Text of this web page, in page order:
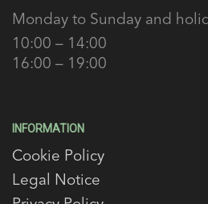
Monday to Sunday and
10:00 – 14:00
16:00 – 19:00
INFORMATION
Cookie Policy
Legal Notice